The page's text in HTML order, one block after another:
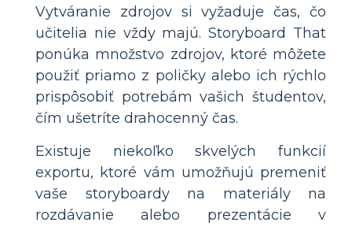
Vytváranie zdrojov si vyžaduje čas, čo
učitelia nie vždy majú. Storyboard That
ponúka množstvo zdrojov, ktoré môžete
použiť priamo z poličky alebo ich rýchlo
prispôsobiť potrebám vašich študentov,
čím ušetríte drahocenný čas.
Existuje niekoľko skvelých funkcií
exportu, ktoré vám umožňujú premeniť
vaše storyboardy na materiály na
rozdávanie alebo prezentácie v